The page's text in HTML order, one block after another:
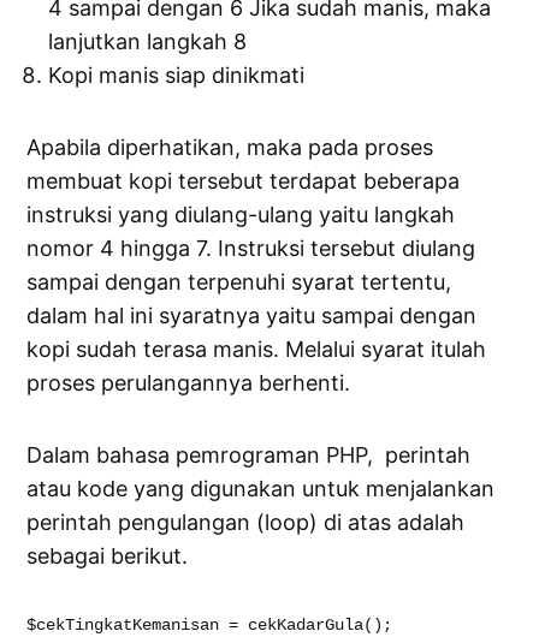
4 sampai dengan 6 Jika sudah manis, maka
lanjutkan langkah 8
Kopi manis siap dinikmati
Apabila diperhatikan, maka pada proses
membuat kopi tersebut terdapat beberapa
instruksi yang diulang-ulang yaitu langkah
nomor 4 hingga 7. Instruksi tersebut diulang
sampai dengan terpenuhi syarat tertentu,
dalam hal ini syaratnya yaitu sampai dengan
kopi sudah terasa manis. Melalui syarat itulah
proses perulangannya berhenti.
Dalam bahasa pemrograman PHP, perintah
atau kode yang digunakan untuk menjalankan
perintah pengulangan (loop) di atas adalah
sebagai berikut.
$cekTingkatKemanisan = cekKadarGula();